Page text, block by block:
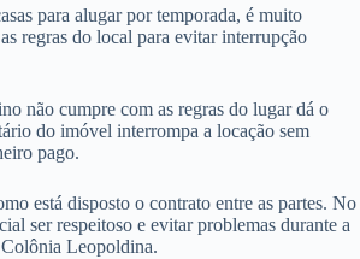
para alugar por temporada, é muito
regras do local para evitar interrupção
não cumpre com as regras do lugar dá o
do imóvel interrompa a locação sem
pago.
está disposto o contrato entre as partes. No
ser respeitoso e evitar problemas durante a
Colônia Leopoldina.